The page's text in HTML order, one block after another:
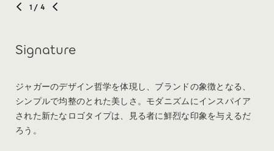
1 / 4
Signature
ジャガーのデザイン哲学を体現し、ブランドの象徴となる、
シンプルで均整のとれた美しさ。モダニズムにインスパイア
された新たなロゴタイプは、見る者に鮮烈な印象を与えるだ
ろう。